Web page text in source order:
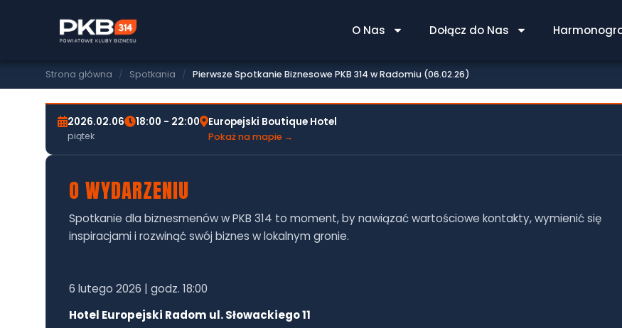
O Nas Dołącz do Nas
Strona główna / Spotkania / Pierwsze Spotkanie Biznesowe PKB 314 w Radomiu (06.02.26)
PIERWSZE SPOTKANIE BIZNESOWE PKB 314 W
RADOMIU (06.02.26)
2026.02.06
piątek
18:00 - 22:00 Europejski Boutique Hotel
Pokaż na mapie →
O WYDARZENIU
Spotkanie dla biznesmenów w PKB 314 to moment, by nawiązać wartościowe kontakty, wymienić się
inspiracjami i rozwinąć swój biznes w lokalnym gronie.
6 lutego 2026 | godz. 18:00
Hotel Europejski Radom ul. Słowackiego 11